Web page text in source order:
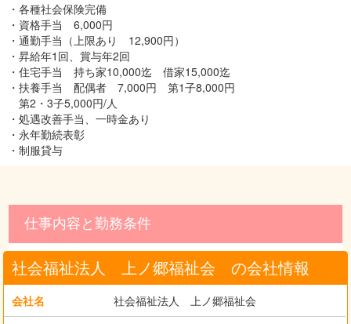
・各種社会保険完備
・資格手当 6,000円
・通勤手当（上限あり 12,900円）
・昇給年1回、賞与年2回
・住宅手当 持ち家10,000迄 借家15,000迄
・扶養手当 配偶者 7,000円 第1子8,000円
第2・3子5,000円/人
・処遇改善手当、一時金あり
・永年勤続表彰
・制服貸与
仕事内容と勤務条件
社会福祉法人 上ノ郷福祉会 の会社情報
会社名 社会福祉法人 上ノ郷福祉会